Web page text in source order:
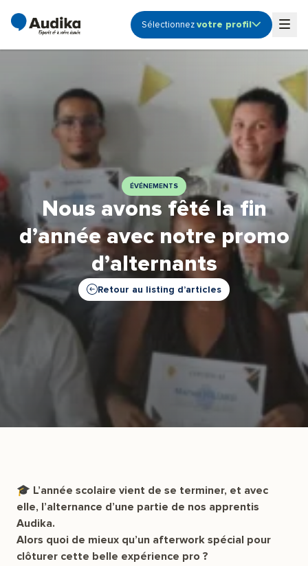
Sélectionnezvotre profil
Ouvrir le sous-menu profile
Coordinateur de centre
Fonction Support -
Siège
Propriétaire de centre
ÉVÉNEMENTS
Nous avons fêté la fin
d’année avec notre promo
d’alternants
Retour au listing d’articles
🎓 L’année scolaire vient de se terminer, et avec
elle, l’alternance d’une partie de nos apprentis
Audika.
Alors quoi de mieux qu’un afterwork spécial pour
clôturer cette belle expérience pro ?